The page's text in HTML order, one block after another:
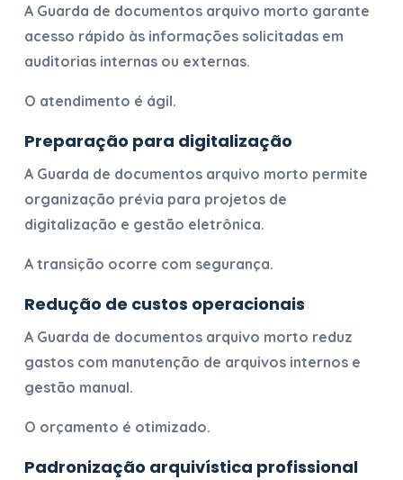
A Guarda de documentos arquivo morto garante
acesso rápido às informações solicitadas em
auditorias internas ou externas.
O atendimento é ágil.
Preparação para digitalização
A Guarda de documentos arquivo morto permite
organização prévia para projetos de
digitalização e gestão eletrônica.
A transição ocorre com segurança.
Redução de custos operacionais
A Guarda de documentos arquivo morto reduz
gastos com manutenção de arquivos internos e
gestão manual.
O orçamento é otimizado.
Padronização arquivística profissional